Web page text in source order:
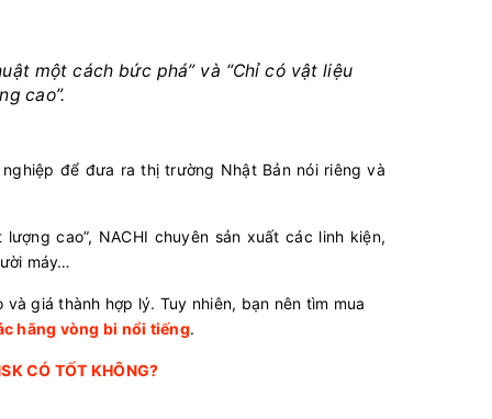
một cách bức phá” và “Chỉ có vật liệu
cao”.
để đưa ra thị trường Nhật Bản nói riêng và
cao”, NACHI chuyên sản xuất các linh kiện,
máy…
giá thành hợp lý. Tuy nhiên, bạn nên tìm mua
hãng vòng bi nổi tiếng.
CÓ TỐT KHÔNG?